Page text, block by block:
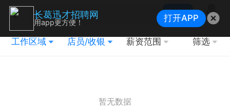
搜索
地图
工作区域 店员/收银 薪资范围 筛选
暂无数据
长葛迅才招聘网
用app更方便！ 打开APP